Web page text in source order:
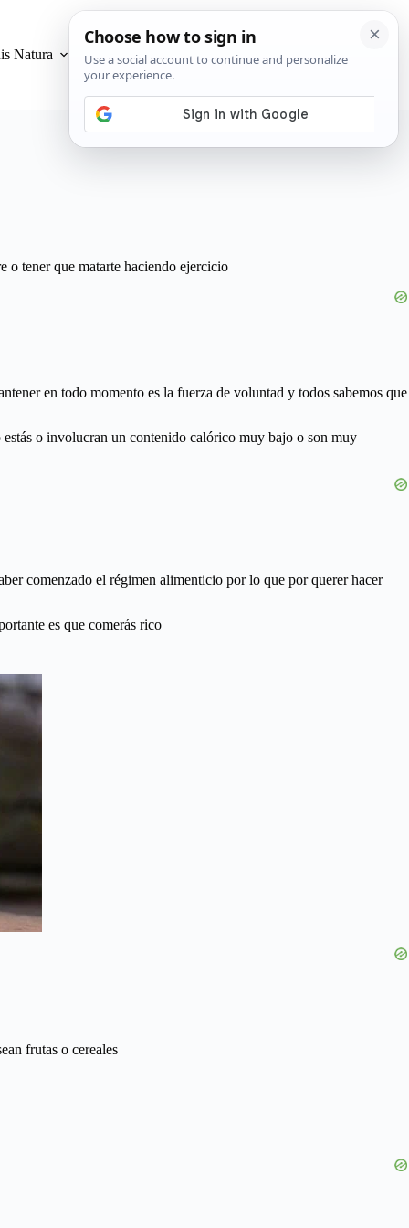
Natura Privacidad y Cookies
o tener que matarte haciendo ejercicio
en todo momento es la fuerza de voluntad y todos sabemos que
o involucran un contenido calórico muy bajo o son muy
comenzado el régimen alimenticio por lo que por querer hacer
es que comerás rico
frutas o cereales